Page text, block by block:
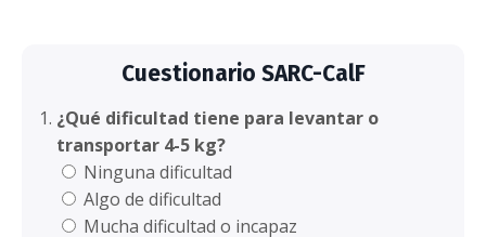
Cuestionario SARC-CalF
¿Qué dificultad tiene para levantar o
transportar 4-5 kg?
Ninguna dificultad
Algo de dificultad
Mucha dificultad o incapaz